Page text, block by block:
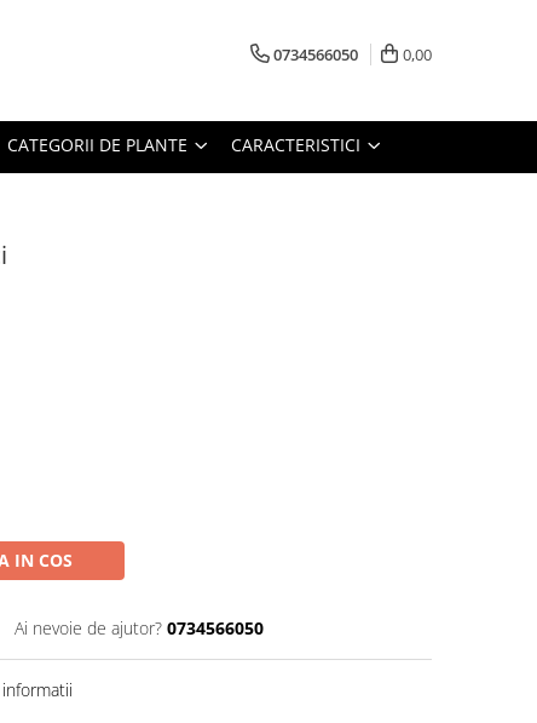
0734566050 0,00
CATEGORII DE PLANTE CARACTERISTICI
IN COS
Ai nevoie de ajutor? 0734566050